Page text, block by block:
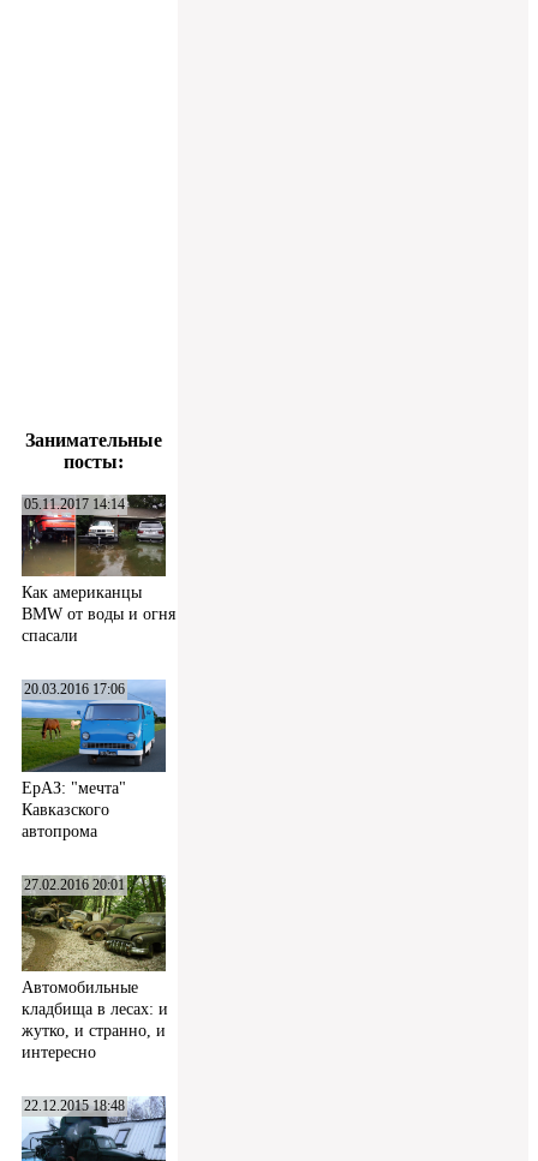
Занимательные
посты:
05.11.2017 14:14
Как американцы
BMW от воды и огня
спасали
20.03.2016 17:06
ЕрАЗ: "мечта"
Кавказского
автопрома
27.02.2016 20:01
Автомобильные
кладбища в лесах: и
жутко, и странно, и
интересно
22.12.2015 18:48